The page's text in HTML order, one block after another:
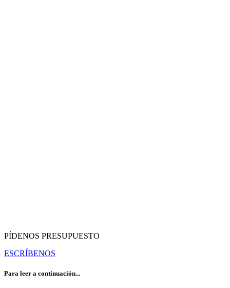
PÍDENOS PRESUPUESTO
ESCRÍBENOS
Para leer a continuación...